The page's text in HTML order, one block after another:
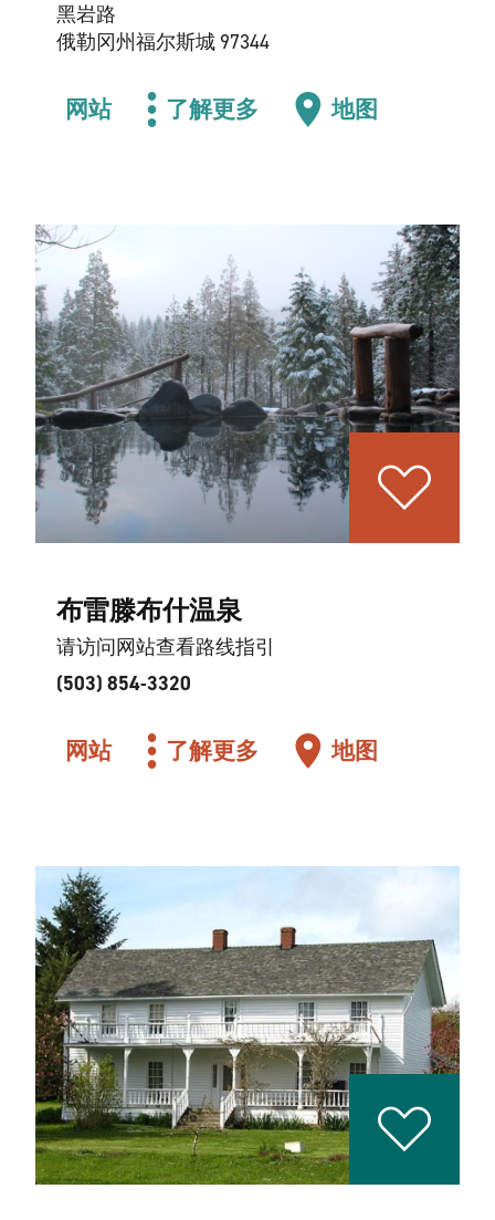
黑岩路
俄勒冈州福尔斯城 97344
网站 了解更多 地图
布雷滕布什温泉
请访问网站查看路线指引
(503) 854-3320
网站 了解更多 地图